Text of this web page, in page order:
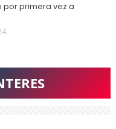
por primera vez a